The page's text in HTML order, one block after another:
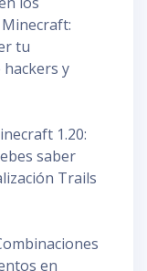
tu
hackers y
1.20:
saber
Trails
en